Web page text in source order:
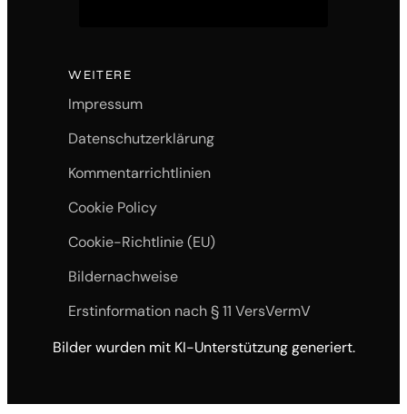
WEITERE
Impressum
Datenschutzerklärung
Kommentarrichtlinien
Cookie Policy
Cookie-Richtlinie (EU)
Bildernachweise
Erstinformation nach § 11 VersVermV
Bilder wurden mit KI-Unterstützung generiert.